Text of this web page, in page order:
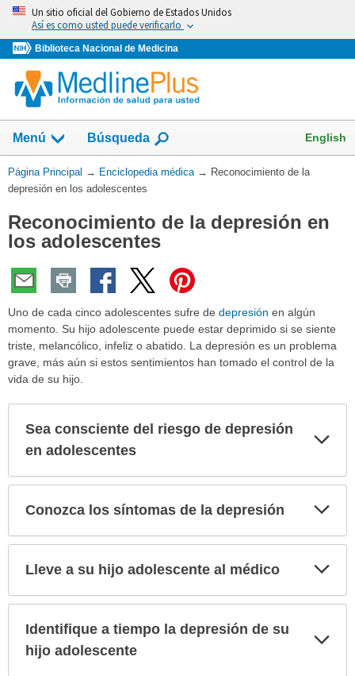
Omita
vaya
al
Contenido
Un sitio oficial del Gobierno de Estados Unidos
Así es como usted puede verificarlo
Biblioteca Nacional de Medicina
Menú Búsqueda English
Usted
está
Página Principal → Enciclopedia médica → Reconocimiento de la
depresión en los adolescentes
Reconocimiento de la depresión en
los adolescentes
Uno de cada cinco adolescentes sufre de depresión en algún
momento. Su hijo adolescente puede estar deprimido si se siente
triste, melancólico, infeliz o abatido. La depresión es un problema
grave, más aún si estos sentimientos han tomado el control de la
vida de su hijo.
Sea consciente del riesgo de depresión
en adolescentes
Conozca los síntomas de la depresión
Lleve a su hijo adolescente al médico
Identifique a tiempo la depresión de su
hijo adolescente